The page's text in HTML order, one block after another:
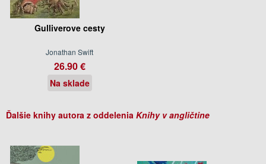
Gulliverove cesty
Jonathan Swift
26.90 €
Na sklade
Ďalšie knihy autora z oddelenia Knihy v angličtine